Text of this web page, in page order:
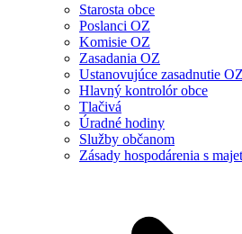
Starosta obce
Poslanci OZ
Komisie OZ
Zasadania OZ
Ustanovujúce zasadnutie OZ
Hlavný kontrolór obce
Tlačivá
Úradné hodiny
Služby občanom
Zásady hospodárenia s